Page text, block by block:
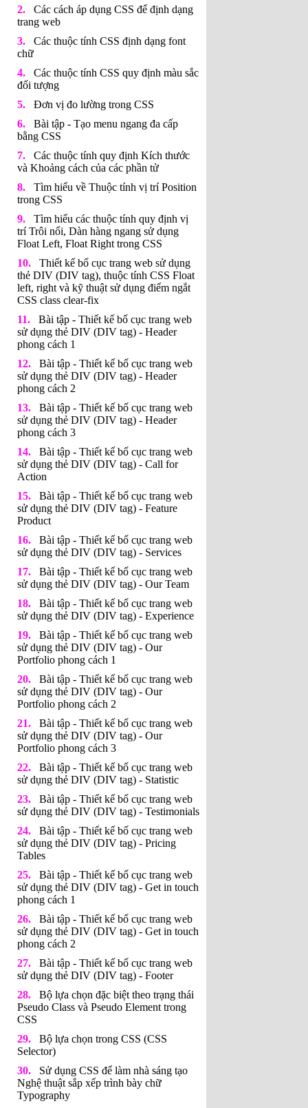
Các cách áp dụng CSS để định dạng
trang web
Các thuộc tính CSS định dạng font
chữ
Các thuộc tính CSS quy định màu sắc
đối tượng
Đơn vị đo lường trong CSS
Bài tập - Tạo menu ngang đa cấp
bằng CSS
Các thuộc tính quy định Kích thước
và Khoảng cách của các phần tử
Tìm hiểu về Thuộc tính vị trí Position
trong CSS
Tìm hiểu các thuộc tính quy định vị
trí Trôi nổi, Dàn hàng ngang sử dụng
Float Left, Float Right trong CSS
Thiết kế bố cục trang web sử dụng
thẻ DIV (DIV tag), thuộc tính CSS Float
left, right và kỹ thuật sử dụng điểm ngắt
CSS class clear-fix
Bài tập - Thiết kế bố cục trang web
sử dụng thẻ DIV (DIV tag) - Header
phong cách 1
Bài tập - Thiết kế bố cục trang web
sử dụng thẻ DIV (DIV tag) - Header
phong cách 2
Bài tập - Thiết kế bố cục trang web
sử dụng thẻ DIV (DIV tag) - Header
phong cách 3
Bài tập - Thiết kế bố cục trang web
sử dụng thẻ DIV (DIV tag) - Call for
Action
Bài tập - Thiết kế bố cục trang web
sử dụng thẻ DIV (DIV tag) - Feature
Product
Bài tập - Thiết kế bố cục trang web
sử dụng thẻ DIV (DIV tag) - Services
Bài tập - Thiết kế bố cục trang web
sử dụng thẻ DIV (DIV tag) - Our Team
Bài tập - Thiết kế bố cục trang web
sử dụng thẻ DIV (DIV tag) - Experience
Bài tập - Thiết kế bố cục trang web
sử dụng thẻ DIV (DIV tag) - Our
Portfolio phong cách 1
Bài tập - Thiết kế bố cục trang web
sử dụng thẻ DIV (DIV tag) - Our
Portfolio phong cách 2
Bài tập - Thiết kế bố cục trang web
sử dụng thẻ DIV (DIV tag) - Our
Portfolio phong cách 3
Bài tập - Thiết kế bố cục trang web
sử dụng thẻ DIV (DIV tag) - Statistic
Bài tập - Thiết kế bố cục trang web
sử dụng thẻ DIV (DIV tag) - Testimonials
Bài tập - Thiết kế bố cục trang web
sử dụng thẻ DIV (DIV tag) - Pricing
Tables
Bài tập - Thiết kế bố cục trang web
sử dụng thẻ DIV (DIV tag) - Get in touch
phong cách 1
Bài tập - Thiết kế bố cục trang web
sử dụng thẻ DIV (DIV tag) - Get in touch
phong cách 2
Bài tập - Thiết kế bố cục trang web
sử dụng thẻ DIV (DIV tag) - Footer
Bộ lựa chọn đặc biệt theo trạng thái
Pseudo Class và Pseudo Element trong
CSS
Bộ lựa chọn trong CSS (CSS
Selector)
Sử dụng CSS để làm nhà sáng tạo
Nghệ thuật sắp xếp trình bày chữ
Typography